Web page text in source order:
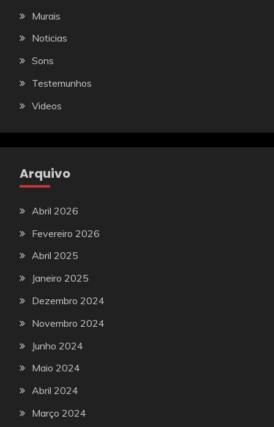
Murais
Noticias
Sons
Testemunhos
Videos
Arquivo
Abril 2026
Fevereiro 2026
Abril 2025
Janeiro 2025
Dezembro 2024
Novembro 2024
Junho 2024
Maio 2024
Abril 2024
Março 2024